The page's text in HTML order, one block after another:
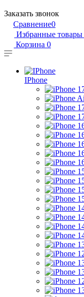
Заказать звонок
Сравнение0
Избранные товары
Корзина 0
IPhone